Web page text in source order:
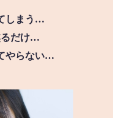
しまう…
るだけ…
やらない…